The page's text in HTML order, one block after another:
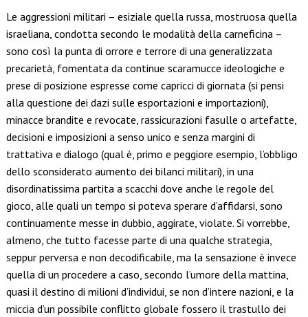
Le aggressioni militari – esiziale quella russa, mostruosa quella
israeliana, condotta secondo le modalità della carneficina –
sono così la punta di orrore e terrore di una generalizzata
precarietà, fomentata da continue scaramucce ideologiche e
prese di posizione espresse come capricci di giornata (si pensi
alla questione dei dazi sulle esportazioni e importazioni),
minacce brandite e revocate, rassicurazioni fasulle o artefatte,
decisioni e imposizioni a senso unico e senza margini di
trattativa e dialogo (qual è, primo e peggiore esempio, l’obbligo
dello sconsiderato aumento dei bilanci militari), in una
disordinatissima partita a scacchi dove anche le regole del
gioco, alle quali un tempo si poteva sperare d’affidarsi, sono
continuamente messe in dubbio, aggirate, violate. Si vorrebbe,
almeno, che tutto facesse parte di una qualche strategia,
seppur perversa e non decodificabile, ma la sensazione è invece
quella di un procedere a caso, secondo l’umore della mattina,
quasi il destino di milioni d’individui, se non d’intere nazioni, e la
miccia d’un possibile conflitto globale fossero il trastullo dei